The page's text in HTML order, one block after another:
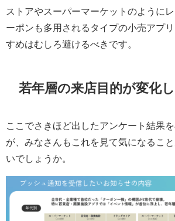
ストアやスーパーマーケットのように
ーポンも多用されるタイプの小売アプ
すめはむしろ避けるべきです。
若年層の来店目的が変化
ここでさきほど出したアンケート結果
が、みなさんもこれを見て気になるこ
いでしょうか。